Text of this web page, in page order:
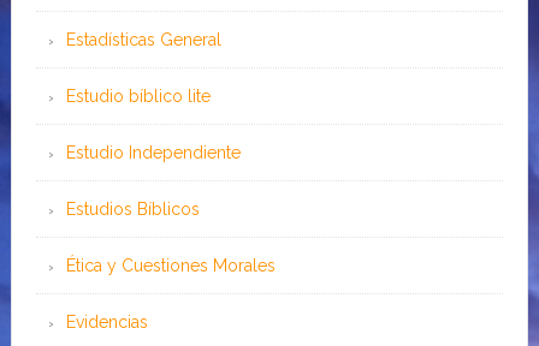
Estadísticas General
Estudio bíblico lite
Estudio Independiente
Estudios Bíblicos
Ética y Cuestiones Morales
Evidencias